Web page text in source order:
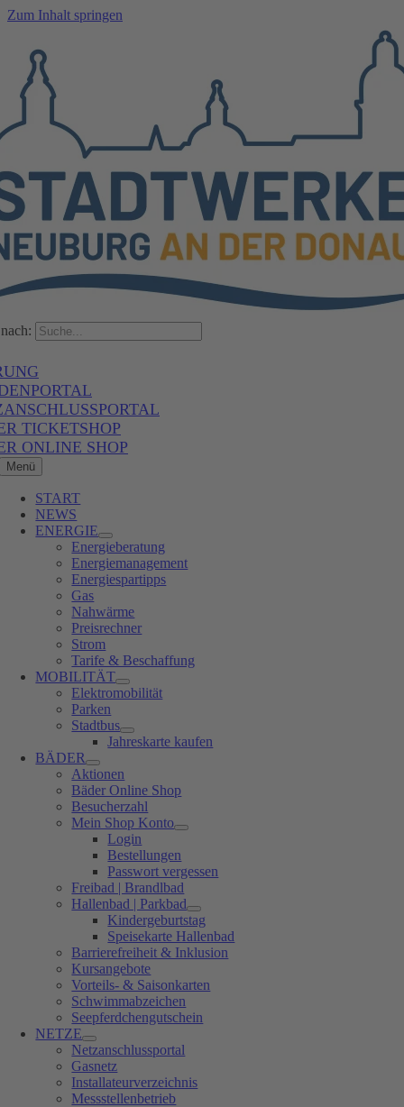
Zum Inhalt springen
TICKETSHOP
ONLINE SHOP
Menü
START
NEWS
ENERGIE
Energieberatung
Energiemanagement
Energiespartipps
Gas
Nahwärme
Preisrechner
Strom
Tarife & Beschaffung
MOBILITÄT
Elektromobilität
Parken
Stadtbus
Jahreskarte kaufen
BÄDER
Aktionen
Bäder Online Shop
Besucherzahl
Mein Shop Konto
Login
Bestellungen
Passwort vergessen
Freibad | Brandlbad
Hallenbad | Parkbad
Kindergeburtstag
Speisekarte Hallenbad
Barrierefreiheit & Inklusion
Kursangebote
Vorteils- & Saisonkarten
Schwimmabzeichen
Seepferdchengutschein
NETZE
Netzanschlussportal
Gasnetz
Installateurverzeichnis
Messstellenbetrieb